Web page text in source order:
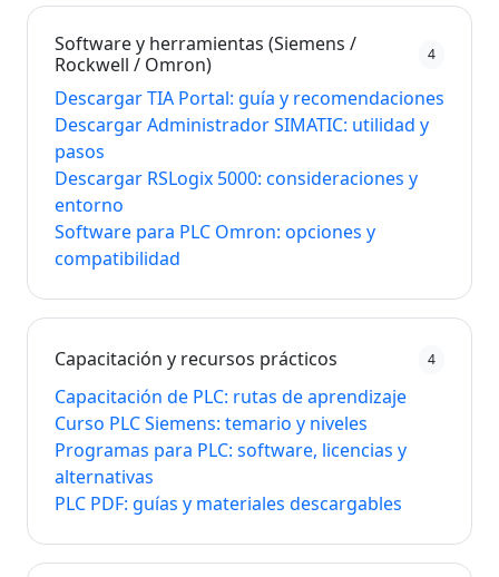
Software y herramientas (Siemens /
Rockwell / Omron)
4
Descargar TIA Portal: guía y recomendaciones
Descargar Administrador SIMATIC: utilidad y
pasos
Descargar RSLogix 5000: consideraciones y
entorno
Software para PLC Omron: opciones y
compatibilidad
Capacitación y recursos prácticos 4
Capacitación de PLC: rutas de aprendizaje
Curso PLC Siemens: temario y niveles
Programas para PLC: software, licencias y
alternativas
PLC PDF: guías y materiales descargables